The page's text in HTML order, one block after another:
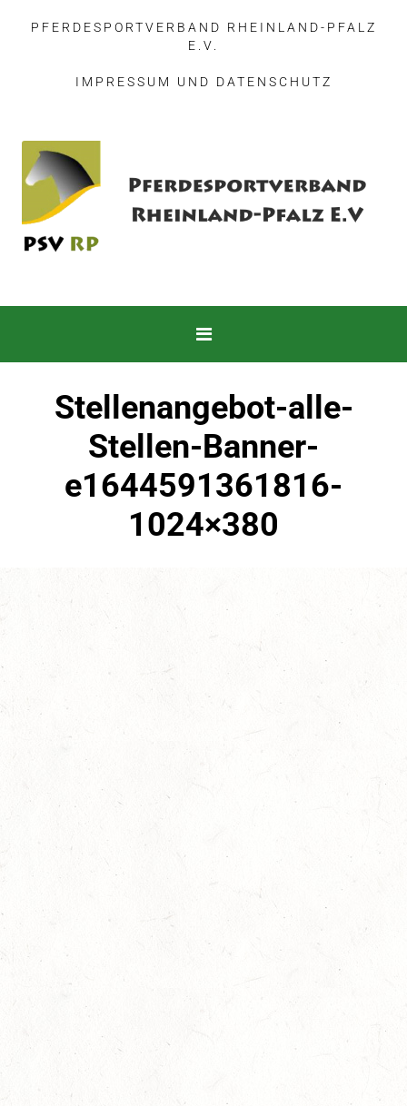
PFERDESPORTVERBAND RHEINLAND-PFALZ
E.V.
IMPRESSUM UND DATENSCHUTZ
Stellenangebot-alle-
Stellen-Banner-
e1644591361816-
1024×380